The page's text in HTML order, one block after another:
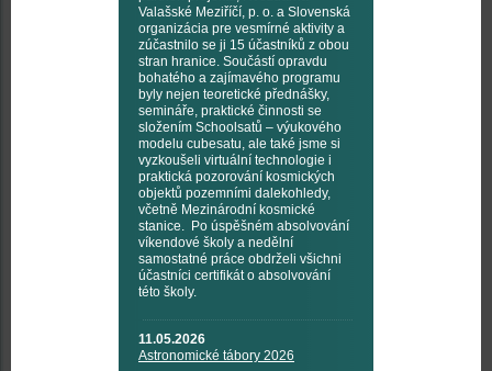
Valašské Meziříčí, p. o. a Slovenská
organizácia pre vesmírné aktivity a
zúčastnilo se ji 15 účastníků z obou
stran hranice. Součástí opravdu
bohatého a zajímavého programu
byly nejen teoretické přednášky,
semináře, praktické činnosti se
složením Schoolsatů – výukového
modelu cubesatu, ale také jsme si
vyzkoušeli virtuální technologie i
praktická pozorování kosmických
objektů pozemními dalekohledy,
včetně Mezinárodní kosmické
stanice. Po úspěšném absolvování
víkendové školy a nedělní
samostatné práce obdrželi všichni
účastníci certifikát o absolvování
této školy.
11.05.2026
Astronomické tábory 2026